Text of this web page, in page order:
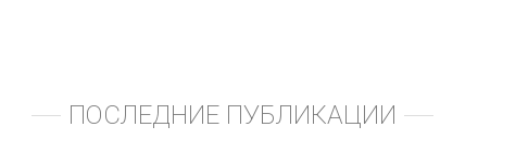
ПОСЛЕДНИЕ ПУБЛИКАЦИИ